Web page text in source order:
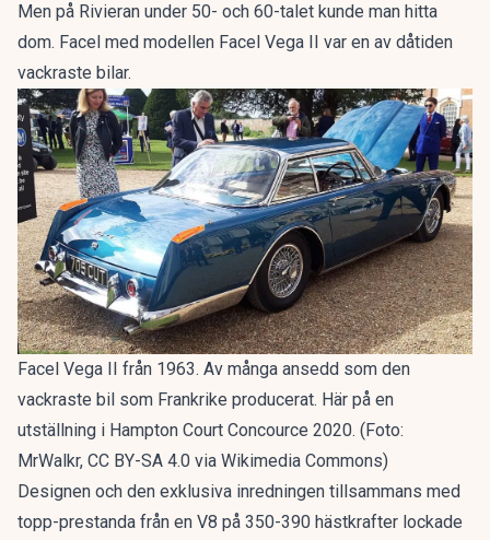
Men på Rivieran under 50- och 60-talet kunde man hitta
dom. Facel med modellen Facel Vega II var en av dåtiden
vackraste bilar.
Facel Vega II från 1963. Av många ansedd som den
vackraste bil som Frankrike producerat. Här på en
utställning i Hampton Court Concource 2020. (Foto:
MrWalkr, CC BY-SA 4.0 via Wikimedia Commons)
Designen och den exklusiva inredningen tillsammans med
topp-prestanda från en V8 på 350-390 hästkrafter lockade